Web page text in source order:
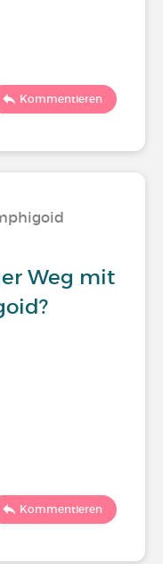
Kommentieren
Weg mit
Kommentieren